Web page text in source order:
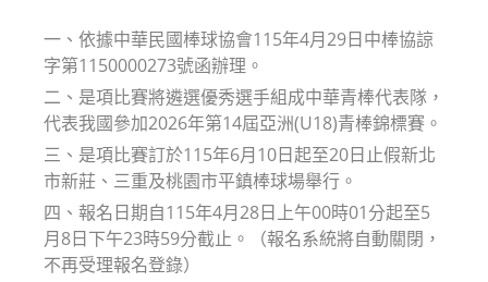
一、依據中華民國棒球協會115年4月29日中棒協諒
字第1150000273號函辦理。
二、是項比賽將遴選優秀選手組成中華青棒代表隊，
代表我國參加2026年第14屆亞洲(U18)青棒錦標賽。
三、是項比賽訂於115年6月10日起至20日止假新北
市新莊、三重及桃園市平鎮棒球場舉行。
四、報名日期自115年4月28日上午00時01分起至5
月8日下午23時59分截止。（報名系統將自動關閉，
不再受理報名登錄）